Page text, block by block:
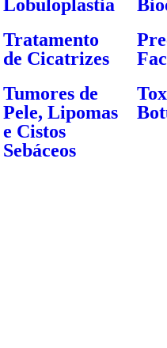
Lobuloplastia
Tratamento
de Cicatrizes
Tumores de
Pele, Lipomas
e Cistos
Sebáceos